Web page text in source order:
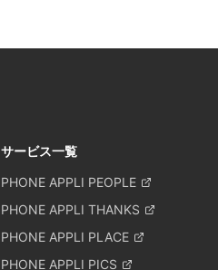
サービス一覧
PHONE APPLI PEOPLE
PHONE APPLI THANKS
PHONE APPLI PLACE
PHONE APPLI PICS